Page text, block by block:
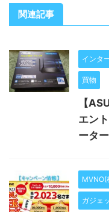
関連記事
インタ
買物
【
エン
ーター
MVNO(
ガジェ